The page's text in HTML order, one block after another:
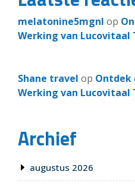
melatonine5mgnl op
Werking van Lucovitaal
Shane travel op Ontdek
Werking van Lucovitaal
Archief
augustus 2026